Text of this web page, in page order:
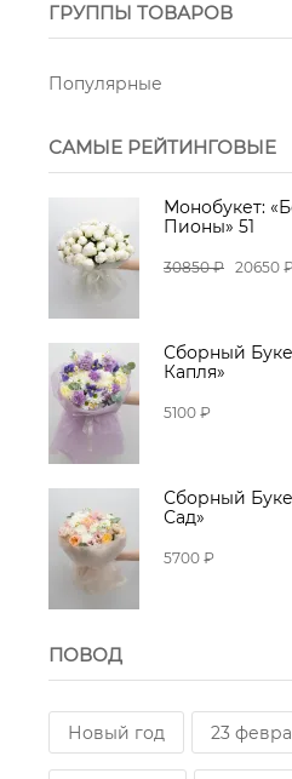
ГРУППЫ ТОВАРОВ
Популярные
САМЫЕ РЕЙТИНГОВЫЕ
Монобукет:
Пионы» 51
30850 ₽ 20650 ₽
Сборный
Капля»
5100 ₽
Сборный
Сад»
5700 ₽
ПОВОД
Новый год 23